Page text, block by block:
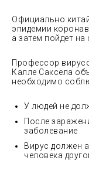
Официально
эпидемии
а затем пойдет на
Профессор
Калле Саксела
необходимо
У людей не
После
заболевание
Вирус должен
человека